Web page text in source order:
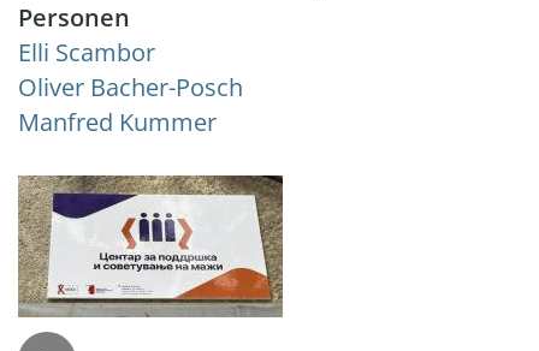
Personen
Elli Scambor
Oliver Bacher-Posch
Manfred Kummer